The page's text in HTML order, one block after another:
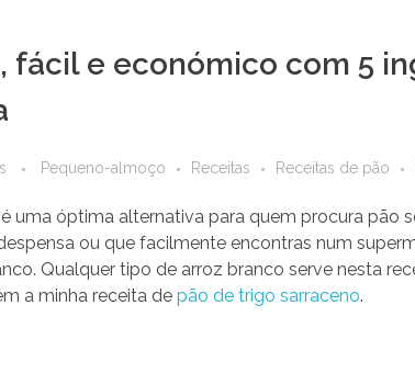
fácil e económico com 5
Pequeno-almoço Receitas Receitas de pão
uma óptima alternativa para quem procura pão
ou que facilmente encontras num
Qualquer tipo de arroz branco serve nesta
a minha receita de pão de trigo sarraceno.